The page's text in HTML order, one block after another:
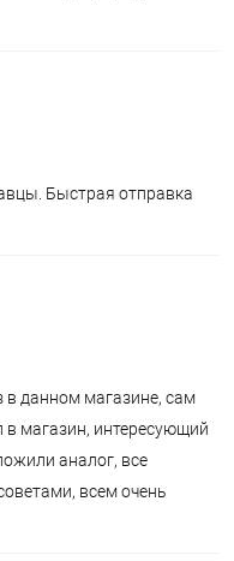
Быстрая отправка
в данном магазине, сам
в магазин, интересующий
аналог, все
всем очень